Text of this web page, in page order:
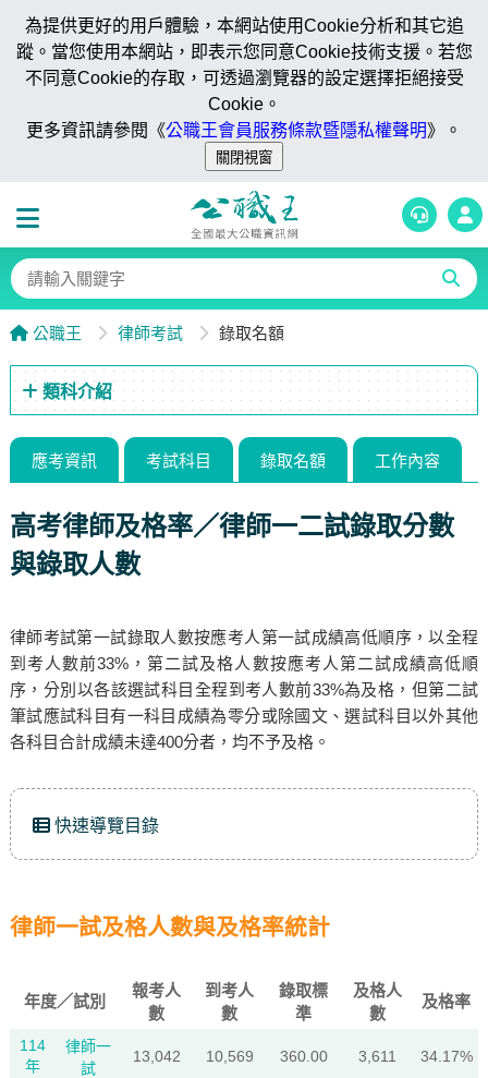
為提供更好的用戶體驗，本網站使用Cookie分析和其它追
蹤。當您使用本網站，即表示您同意Cookie技術支援。若您
不同意Cookie的存取，可透過瀏覽器的設定選擇拒絕接受
Cookie。
更多資訊請參閱《公職王會員服務條款暨隱私權聲明》。
公職王 律師考試 錄取名額
類科介紹
應考資訊 考試科目 錄取名額 工作內容
高考律師及格率／律師一二試錄取分數
與錄取人數
律師考試第一試錄取人數按應考人第一試成績高低順序，以全程
到考人數前33%，第二試及格人數按應考人第二試成績高低順
序，分別以各該選試科目全程到考人數前33%為及格，但第二試
筆試應試科目有一科目成績為零分或除國文、選試科目以外其他
各科目合計成績未達400分者，均不予及格。
快速導覽目錄
律師一試及格人數與及格率統計
年度／試別
報考人
數
到考人
數
錄取標
準
及格人
數
及格率
114
年
律師一
試
13,042 10,569 360.00 3,611 34.17%